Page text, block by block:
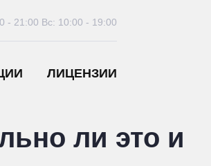
ЛИЦЕНЗИИ
- 21:00 Вс: 10:00 - 19:00
ли это и